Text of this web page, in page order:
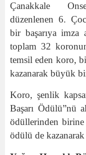
Çanakkale
düzenlenen 6.
bir başarıya imza
toplam 32
temsil eden koro,
kazanarak büyük
Koro, şenlik
Başarı Ödülü”nü
ödüllerinden birine
ödülü de kazanarak